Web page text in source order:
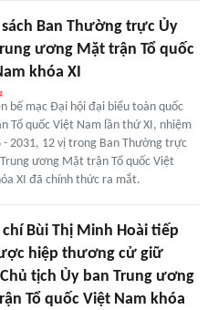
sách Ban Thường trực Ủy
ương Mặt trận Tổ quốc
khóa XI
bế mạc Đại hội đại biểu toàn quốc
Tổ quốc Việt Nam lần thứ XI, nhiệm
- 2031, 12 vị trong Ban Thường trực
ương Mặt trận Tổ quốc Việt
XI đã chính thức ra mắt.
Bùi Thị Minh Hoài tiếp
hiệp thương cử giữ
tịch Ủy ban Trung ương
Tổ quốc Việt Nam khóa